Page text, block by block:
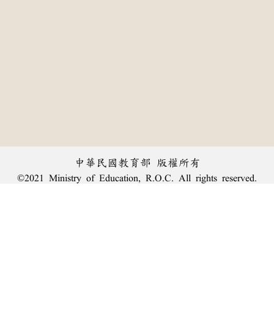
中華民國教育部 版權所有
©2021 Ministry of Education, R.O.C. All rights reserved.